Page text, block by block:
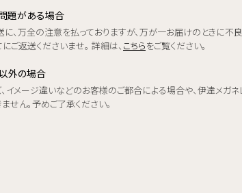
題がある場合
、万全の注意を払っておりますが、万が一お届けのときに
ご返送くださいませ。 詳細は、 こちらをご覧ください。
外の場合
イメージ違いなどのお客様のご都合による場合や、伊達メガ
せん。予めご了承ください。